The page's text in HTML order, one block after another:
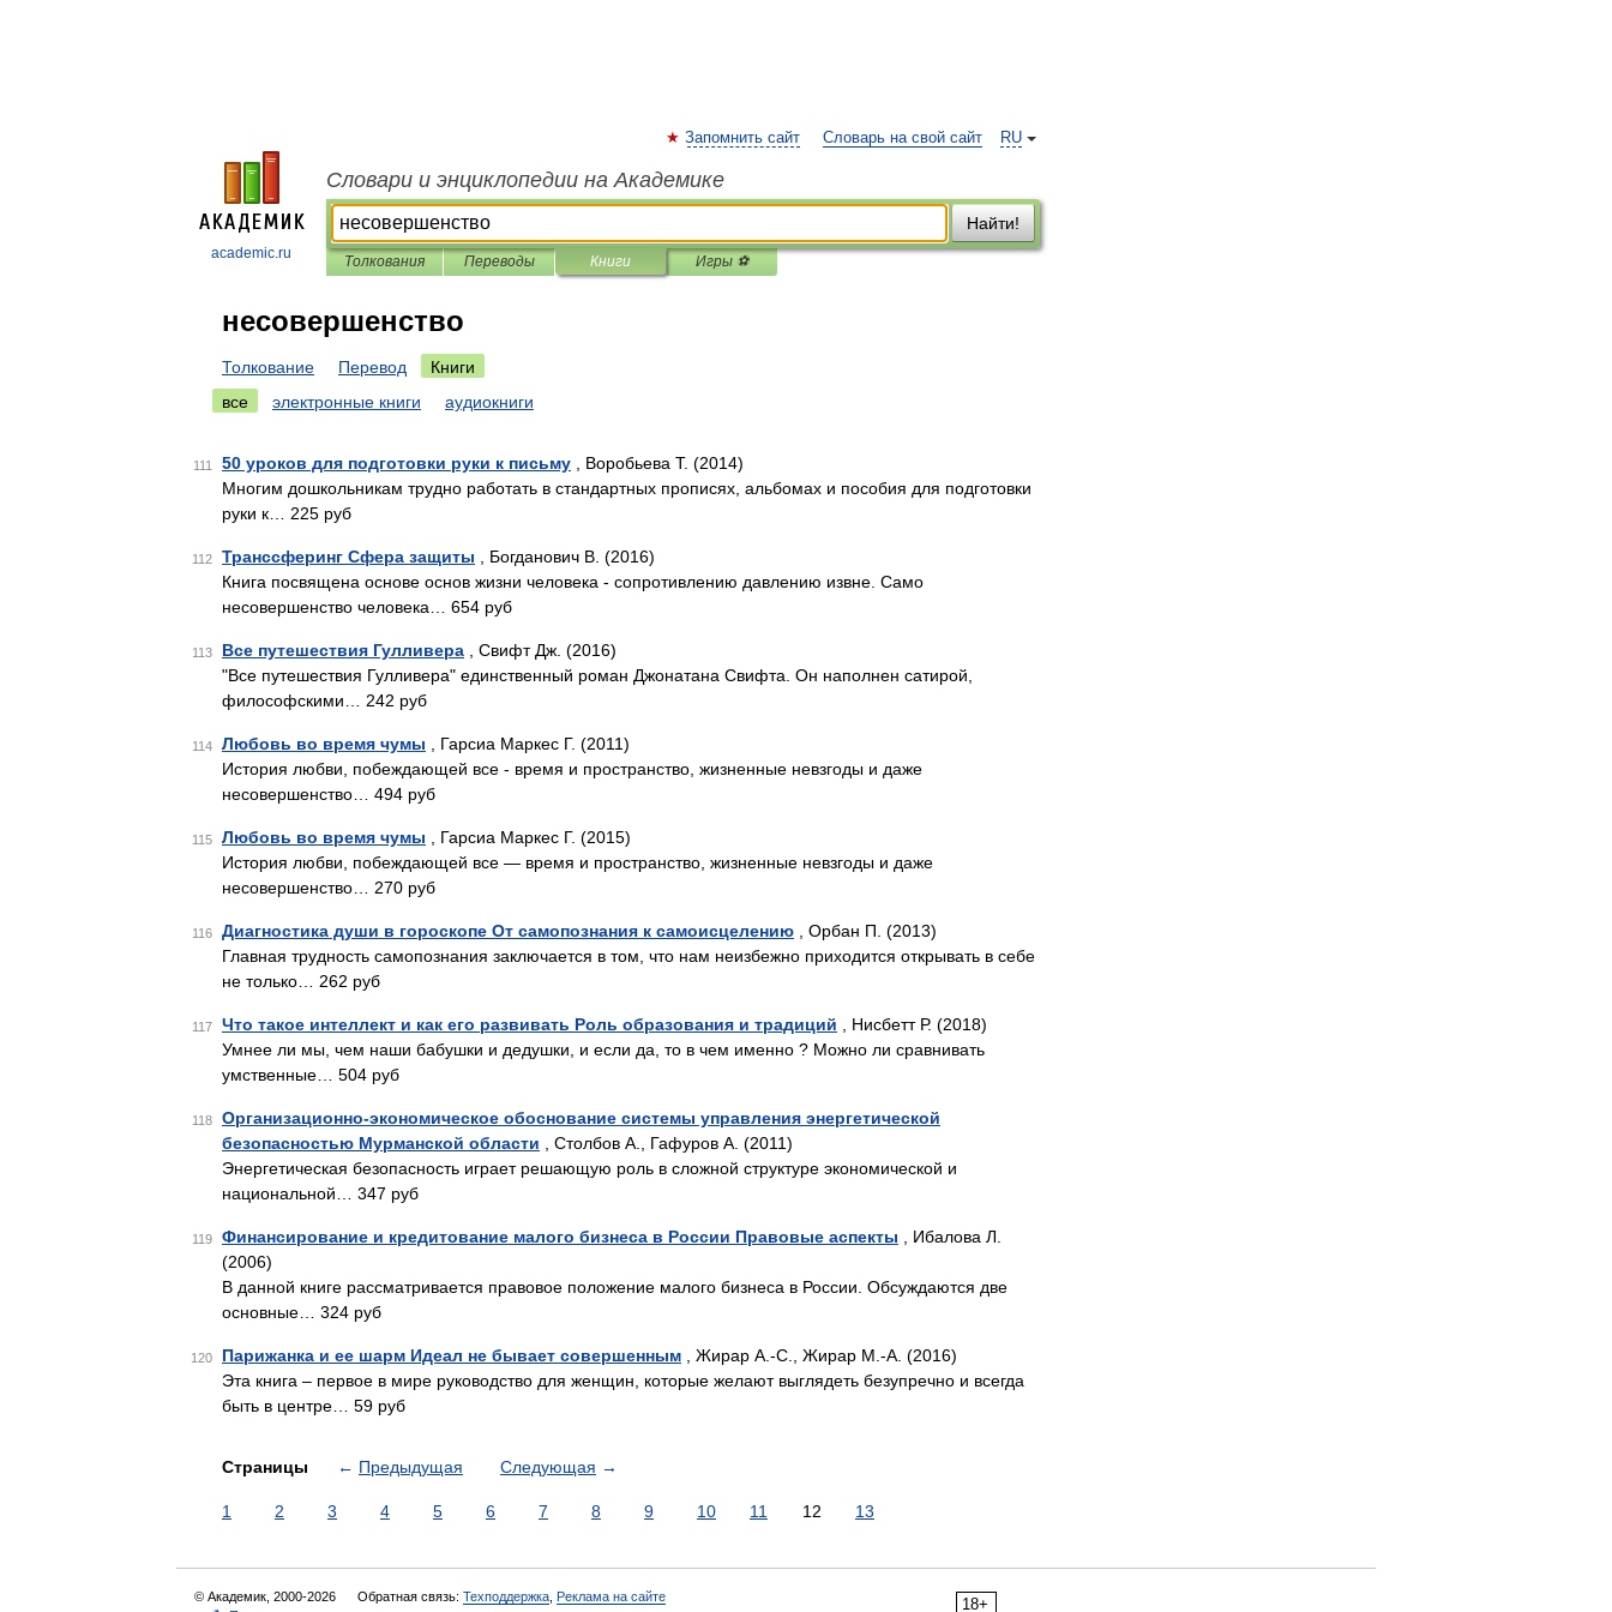
academic.ru
RU
Запомнить сайт Словарь на свой сайт
Словари и энциклопедии на Академике
Найти!
Толкования Переводы Книги Игры ⚽
несовершенство
Толкование Перевод
Книги
все
электронные книги аудиокниги
111 50 уроков для подготовки руки к письму , Воробьева Т. (2014)
Многим дошкольникам трудно работать в стандартных прописях, альбомах и пособия для подготовки
руки к… 225 руб
112 Транссферинг Сфера защиты , Богданович В. (2016)
Книга посвящена основе основ жизни человека - сопротивлению давлению извне. Само
несовершенство человека… 654 руб
113 Все путешествия Гулливера , Свифт Дж. (2016)
"Все путешествия Гулливера" единственный роман Джонатана Свифта. Он наполнен сатирой,
философскими… 242 руб
114 Любовь во время чумы , Гарсиа Маркес Г. (2011)
История любви, побеждающей все - время и пространство, жизненные невзгоды и даже
несовершенство… 494 руб
115 Любовь во время чумы , Гарсиа Маркес Г. (2015)
История любви, побеждающей все — время и пространство, жизненные невзгоды и даже
несовершенство… 270 руб
116 Диагностика души в гороскопе От самопознания к самоисцелению , Орбан П. (2013)
Главная трудность самопознания заключается в том, что нам неизбежно приходится открывать в себе
не только… 262 руб
117 Что такое интеллект и как его развивать Роль образования и традиций , Нисбетт Р. (2018)
Умнее ли мы, чем наши бабушки и дедушки, и если да, то в чем именно ? Можно ли сравнивать
умственные… 504 руб
118
Организационно-экономическое обоснование системы управления энергетической
безопасностью Мурманской области , Столбов А., Гафуров А. (2011)
Энергетическая безопасность играет решающую роль в сложной структуре экономической и
национальной… 347 руб
119 Финансирование и кредитование малого бизнеса в России Правовые аспекты , Ибалова Л.
(2006)
В данной книге рассматривается правовое положение малого бизнеса в России. Обсуждаются две
основные… 324 руб
120 Парижанка и ее шарм Идеал не бывает совершенным , Жирар А.-С., Жирар М.-А. (2016)
Эта книга – первое в мире руководство для женщин, которые желают выглядеть безупречно и всегда
быть в центре… 59 руб
Страницы ← Предыдущая Следующая →
1 2 3 4 5 6 7 8 9 10 11 12 13
18+
© Академик, 2000-2026 Обратная связь: Техподдержка Реклама на сайте